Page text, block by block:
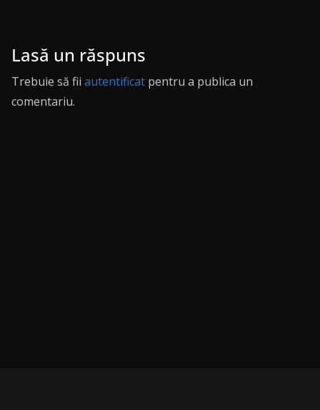
Lasă un răspuns
Trebuie să fii autentificat pentru a publica un
comentariu.